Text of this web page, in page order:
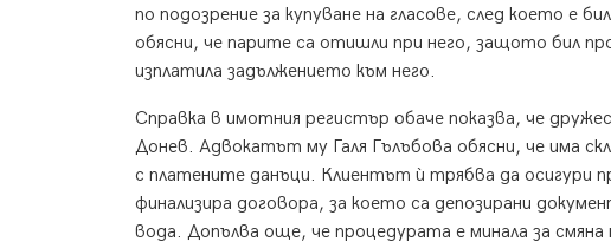
по подозрение за купуване на гласове, след което е
обясни, че парите са отишли при него, защото бил
изплатила задължението към него.
Справка в имотния регистър обаче показва, че
Донев. Адвокатът му Галя Гълъбова обясни, че има
с платените данъци. Клиентът ѝ трябва да осигури
финализира договора, за което са депозирани
вода. Допълва още, че процедурата е минала за